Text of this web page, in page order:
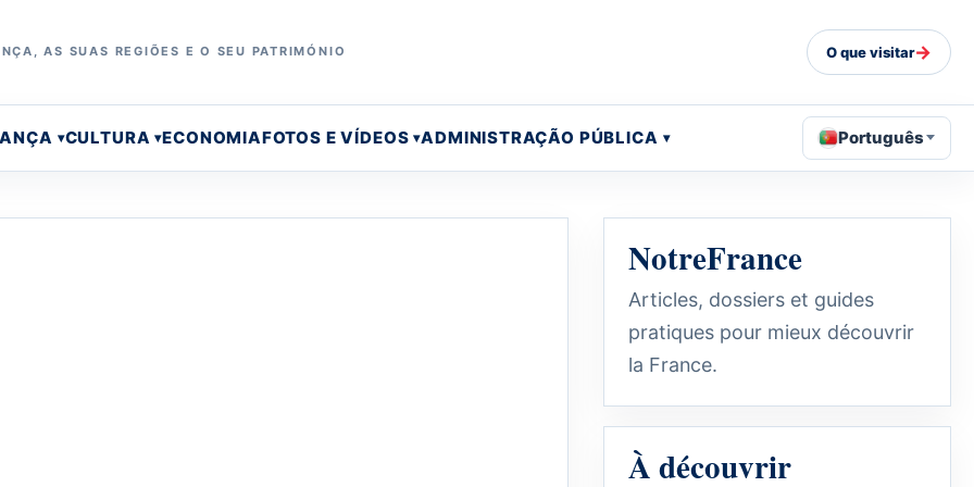
AS SUAS REGIÕES E O SEU PATRIMÓNIO O que visitar→
CULTURA ECONOMIAFOTOS E VÍDEOS ADMINISTRAÇÃO PÚBLICA Português
NotreFrance
Articles, dossiers et guides
pratiques pour mieux découvrir
la France.
À découvrir